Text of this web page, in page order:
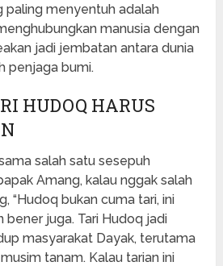
paling menyentuh adalah
manusia dengan
jadi jembatan antara dunia
penjaga bumi.
HUDOQ HARUS
salah satu sesepuh
Amang, kalau nggak salah
“Hudoq bukan cuma tari, ini
bener juga. Tari Hudoq jadi
masyarakat Dayak, terutama
tanam. Kalau tarian ini